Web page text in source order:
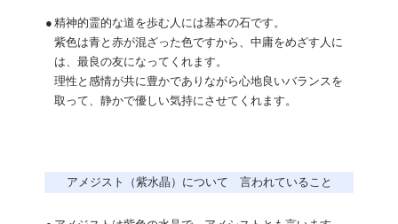
● 精神的霊的な道を歩む人には基本の石です。
紫色は青と赤が混ざった色ですから、中庸をめざす人に
は、最良の友になってくれます。
理性と感情が共に豊かでありながら心地良いバランスを
取って、静かで優しい気持にさせてくれます。
アメジスト（紫水晶）について 言われていること